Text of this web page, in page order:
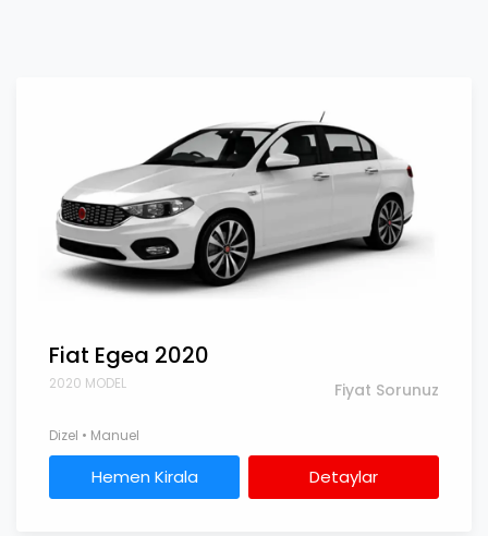
Fiat Egea 2020
2020 MODEL Fiyat Sorunuz
Dizel • Manuel
Hemen Kirala Detaylar